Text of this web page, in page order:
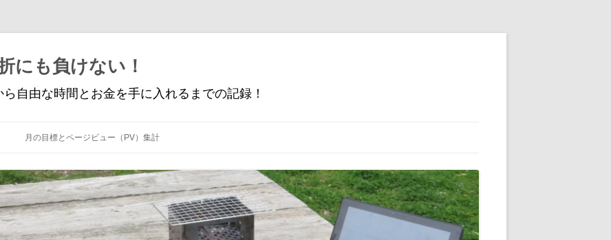
にも負けない！
自由な時間とお金を手に入れるまでの記録！
ン
ツ
へ
ス
キ
ッ
プ
月の目標とページビュー（PV）集計